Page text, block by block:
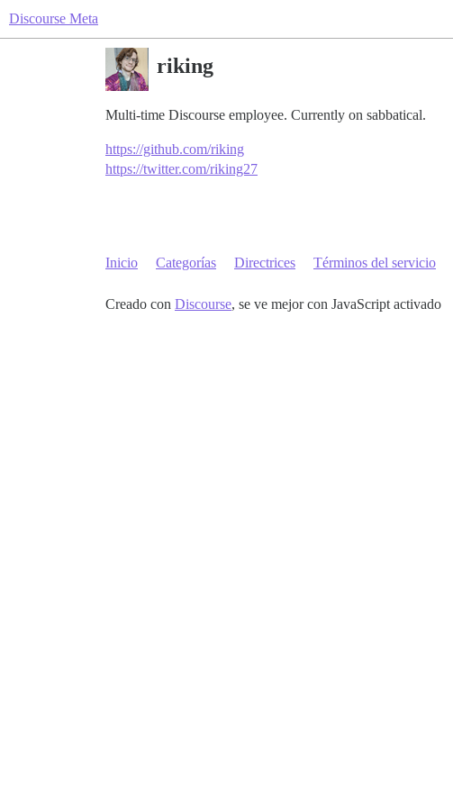
Discourse Meta
riking
Multi-time Discourse employee. Currently on sabbatical.
https://github.com/riking
https://twitter.com/riking27
Inicio Categorías Directrices Términos del servicio
Creado con Discourse, se ve mejor con JavaScript activado